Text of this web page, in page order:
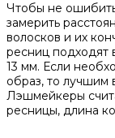
Чтобы не
замерить
волосков и их
ресниц подходят
13 мм. Если
образ, то лучшим
Лэшмейкеры
ресницы, длина